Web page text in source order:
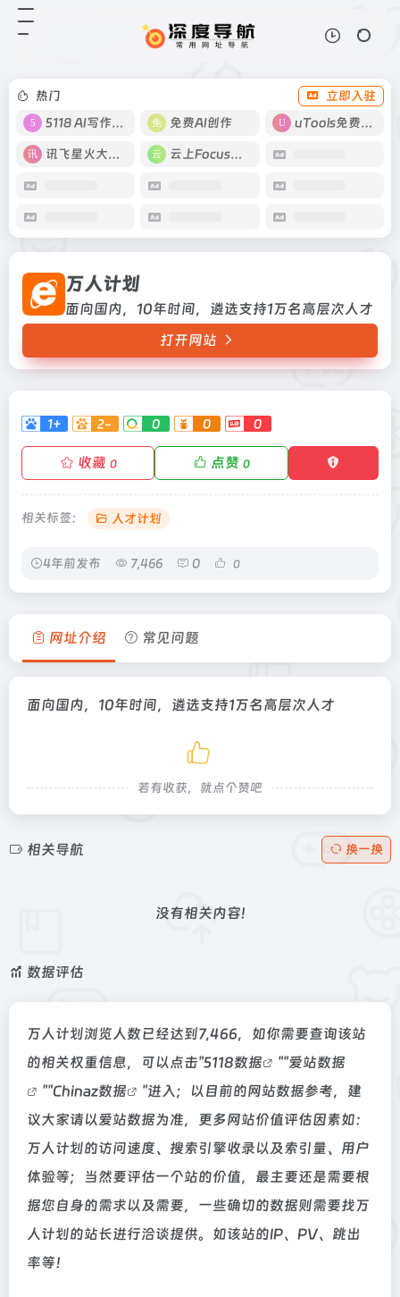
热门
立即入驻
5118 AI写作工具
免费AI创作 uTools免费工具箱
讯飞星火大模型 云上Focus接码
万人计划
面向国内，10年时间，遴选支持1万名高层次人才
打开网站
1+ 2- 0 0 0
收藏 0 点赞 0
相关标签： 人才计划
4年前发布 7,466 0 0
网址介绍 常见问题
面向国内，10年时间，遴选支持1万名高层次人才
若有收获，就点个赞吧
相关导航 换一换
没有相关内容!
数据评估
万人计划浏览人数已经达到7,466，如你需要查询该站
的相关权重信息，可以点击"5118数据 ""爱站数据
""Chinaz数据
"进入；以目前的网站数据参考，建
议大家请以爱站数据为准，更多网站价值评估因素如：
万人计划的访问速度、搜索引擎收录以及索引量、用户
体验等；当然要评估一个站的价值，最主要还是需要根
据您自身的需求以及需要，一些确切的数据则需要找万
人计划的站长进行洽谈提供。如该站的IP、PV、跳出
率等！